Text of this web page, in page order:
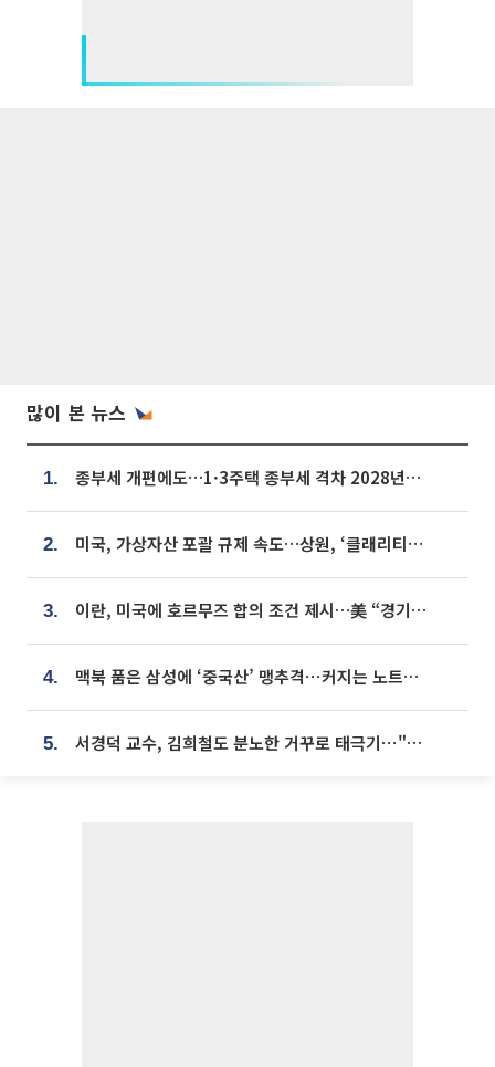
많이 본 뉴스
1. 종부세 개편에도…1·3주택 종부세 격차 2028년부터 확대
2. 미국, 가상자산 포괄 규제 속도…상원, ‘클래리티법’ 9월 절차투표 추진
3. 이란, 미국에 호르무즈 합의 조건 제시…美 “경기 아직 안 끝나” [종합]
4. 맥북 품은 삼성에 ‘중국산’ 맹추격⋯커지는 노트북 OLED 시장
5. 서경덕 교수, 김희철도 분노한 거꾸로 태극기⋯"엉터리는 아냐, 아쉬울 뿐"